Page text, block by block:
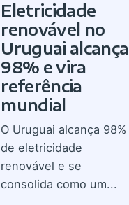
Eletricidade
renovável no
Uruguai alcança
98% e vira
referência
mundial
O Uruguai alcança 98%
de eletricidade
renovável e se
consolida como um...